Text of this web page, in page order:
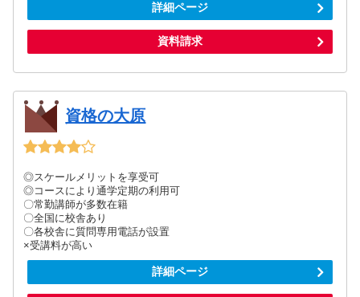
詳細ページ
資料請求
資格の大原
◎スケールメリットを享受可
◎コースにより通学定期の利用可
〇常勤講師が多数在籍
〇全国に校舎あり
〇各校舎に質問専用電話が設置
×受講料が高い
詳細ページ